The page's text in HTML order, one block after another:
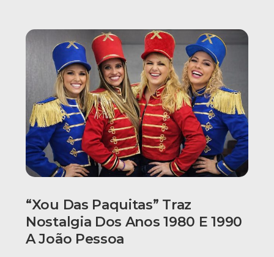
“Xou Das Paquitas” Traz
Nostalgia Dos Anos 1980 E 1990
A João Pessoa